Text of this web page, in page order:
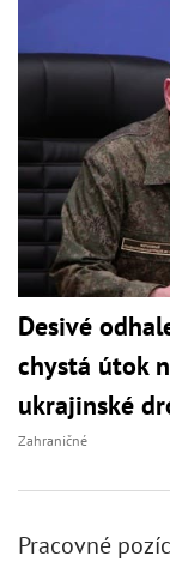
Desivé
chystá útok
ukrajinské
Zahraničné
Pracovné